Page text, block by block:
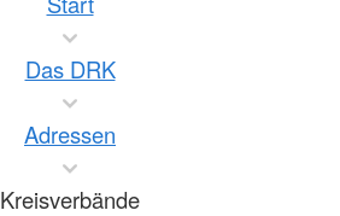
Das DRK
Adressen
Kreisverbände